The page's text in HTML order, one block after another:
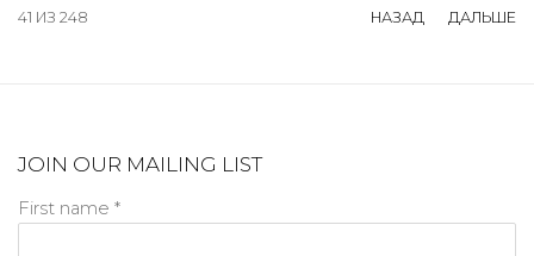
НАЗАД ДАЛЬШЕ
41 ИЗ 248
JOIN OUR MAILING LIST
First name *